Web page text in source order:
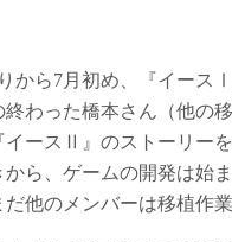
から7月初め、『イース
わった橋本さん（他の
イースⅡ』のストーリー
ら、ゲームの開発は始
他のメンバーは移植作業